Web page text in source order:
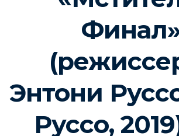
Энтони
Руссо,